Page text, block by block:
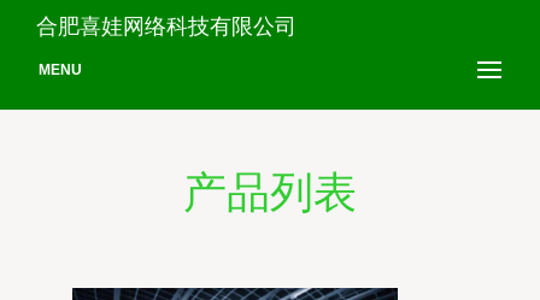
合肥喜娃网络科技有限公司
MENU
产品列表